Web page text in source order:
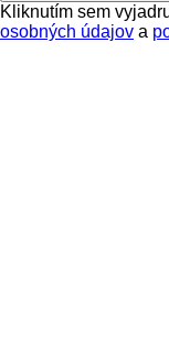
Kliknutím sem
osobných údajov a